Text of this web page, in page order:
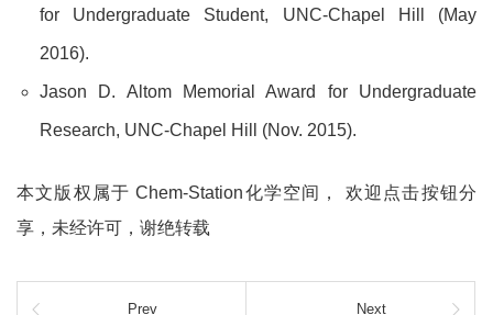
for Undergraduate Student, UNC-Chapel Hill (May
2016).
Jason D. Altom Memorial Award for Undergraduate
Research, UNC-Chapel Hill (Nov. 2015).
本文版权属于 Chem-Station化学空间， 欢迎点击按钮分
享，未经许可，谢绝转载
Prev Next